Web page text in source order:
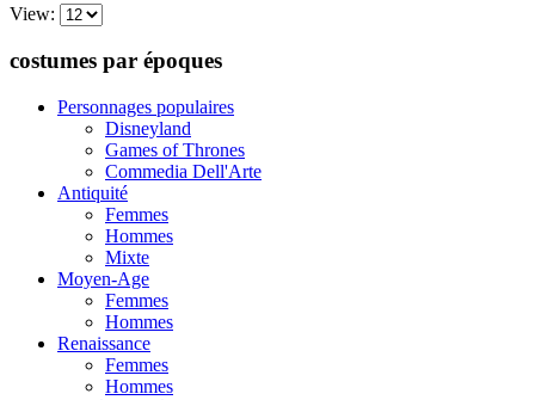
View:
costumes par époques
Personnages populaires
Disneyland
Games of Thrones
Commedia Dell'Arte
Antiquité
Femmes
Hommes
Mixte
Moyen-Age
Femmes
Hommes
Renaissance
Femmes
Hommes